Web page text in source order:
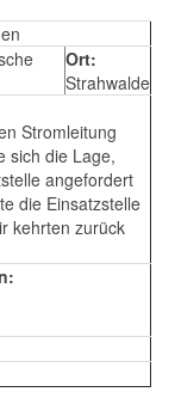
Ort:
Strahwalde
Stromleitung
sich die Lage,
angefordert
die Einsatzstelle
kehrten zurück